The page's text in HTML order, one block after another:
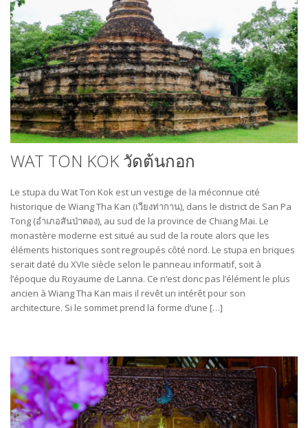
WAT TON KOK วัดต้นกอก
Le stupa du Wat Ton Kok est un vestige de la méconnue cité
historique de Wiang Tha Kan (เวียงท่ากาน), dans le district de San Pa
Tong (อำเภอสันป่าตอง), au sud de la province de Chiang Mai. Le
monastère moderne est situé au sud de la route alors que les
éléments historiques sont regroupés côté nord. Le stupa en briques
serait daté du XVIe siècle selon le panneau informatif, soit à
l’époque du Royaume de Lanna. Ce n’est donc pas l’élément le plus
ancien à Wiang Tha Kan mais il revêt un intérêt pour son
architecture. Si le sommet prend la forme d’une […]